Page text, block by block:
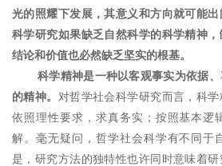
光的照耀下发展，其意义和方向就可能
科学研究如果缺乏自然科学的科学精神
结论和价值也必然缺乏坚实的根基。
科学精神是一种以客观事实为依据
的精神。 对哲学社会科学研究而言，科学
依照理性要求，求真务实；按照基本逻
解。毫无疑问，哲学社会科学有不同于
是，研究方法的独特性也许同时意味着